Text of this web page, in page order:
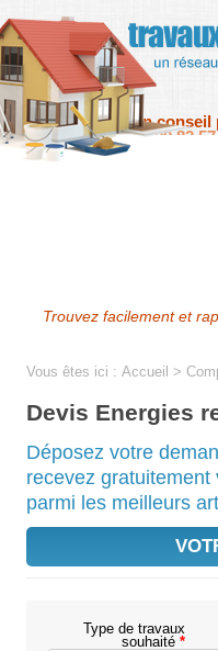
Un conseil
09 82
Menu Skip to content
Trouvez facilement et
Vous êtes ici : Accueil >
Devis Energies
Déposez votre
recevez
parmi les meilleurs
Type de travaux
souhaité